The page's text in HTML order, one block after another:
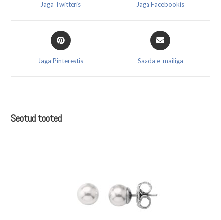
new
Jaga Twitteris Jaga Facebookis
Opens
in
Jaga Pinterestis
Opens
in
Saada e-mailiga
Seotud tooted